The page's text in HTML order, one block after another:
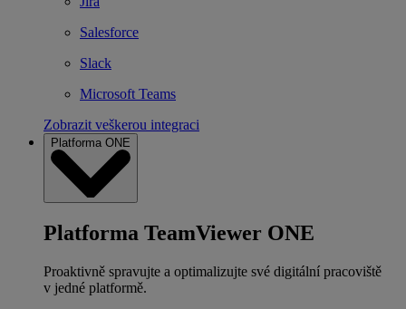
Salesforce
Slack
Microsoft Teams
Zobrazit veškerou integraci
Platforma ONE
Platforma TeamViewer ONE
Proaktivně spravujte a optimalizujte své digitální pracoviště
v jedné platformě.